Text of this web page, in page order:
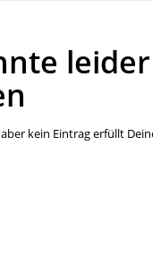
kein Eintrag erfüllt